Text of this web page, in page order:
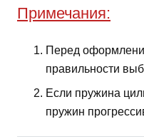
Примечания:
Перед
правильности
Если пружина
пружин